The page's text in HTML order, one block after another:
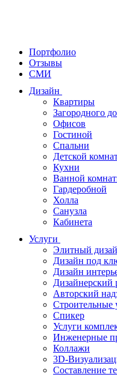
Портфолио
Отзывы
СМИ
Дизайн
Квартиры
Загородного
Офисов
Гостиной
Спальни
Детской
Кухни
Ванной
Гардеробной
Холла
Санузла
Кабинета
Услуги
Элитный
Дизайн под
Дизайн
Дизайнерский
Авторский
Строительные
Спикер
Услуги
Инженерные
Коллажи
3D-
Составление